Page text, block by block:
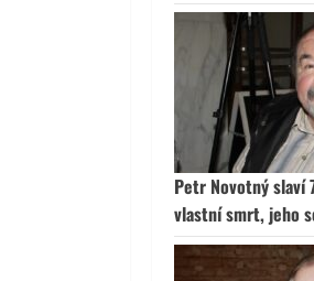
Petr Novotný slaví
vlastní smrt, jeho